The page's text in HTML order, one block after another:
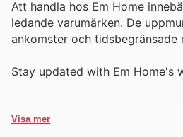
Att handla hos Em Home
ledande varumärken. De
ankomster och tidsbegränsade
Stay updated with Em Home's
Visa mer